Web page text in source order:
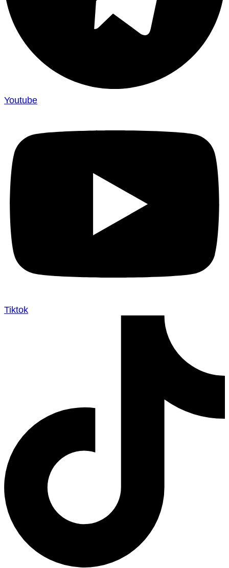
Youtube
Tiktok